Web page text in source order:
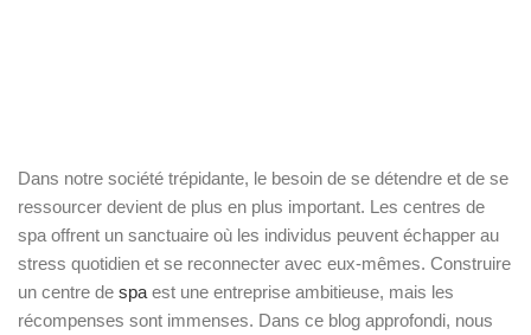
Dans notre société trépidante, le besoin de se détendre et de se
ressourcer devient de plus en plus important. Les centres de
spa offrent un sanctuaire où les individus peuvent échapper au
stress quotidien et se reconnecter avec eux-mêmes. Construire
un centre de spa est une entreprise ambitieuse, mais les
récompenses sont immenses. Dans ce blog approfondi, nous